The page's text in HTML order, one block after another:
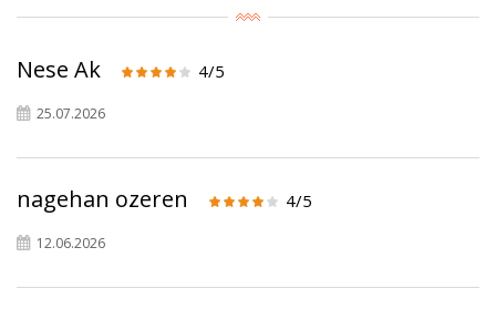
Nese Ak 4/5
25.07.2026
nagehan ozeren 4/5
12.06.2026